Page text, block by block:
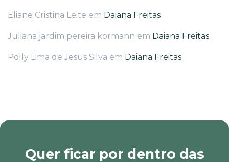
Eliane Cristina Leite em Daiana Freitas
Juliana jardim pereira kormann em Daiana Freitas
Polly Lima de Jesus Silva em Daiana Freitas
Quer ficar por dentro das